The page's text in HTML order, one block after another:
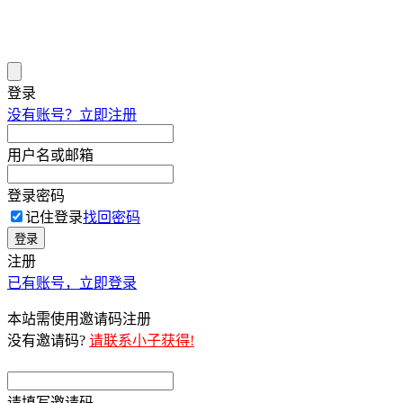
登录
没有账号？立即注册
用户名或邮箱
登录密码
记住登录找回密码
登录
注册
已有账号，立即登录
本站需使用邀请码注册
没有邀请码? 请联系小子获得!